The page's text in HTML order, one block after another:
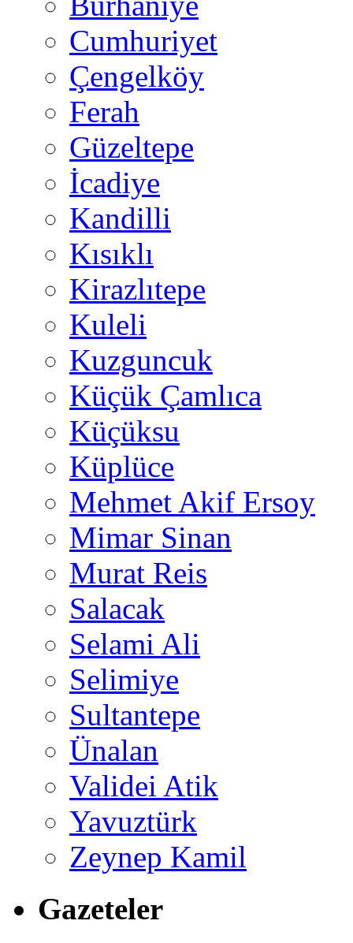
Cumhuriyet
Çengelköy
Ferah
Güzeltepe
İcadiye
Kandilli
Kısıklı
Kirazlıtepe
Kuleli
Kuzguncuk
Küçük Çamlıca
Küçüksu
Küplüce
Mehmet Akif Ersoy
Mimar Sinan
Murat Reis
Salacak
Selami Ali
Selimiye
Sultantepe
Ünalan
Validei Atik
Yavuztürk
Zeynep Kamil
Gazeteler